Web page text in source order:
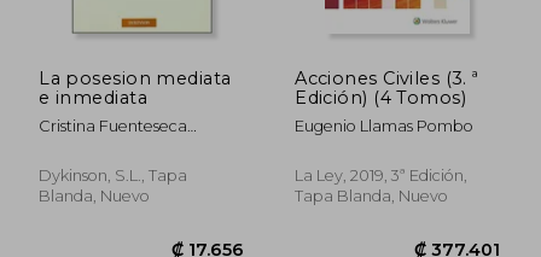
La posesion mediata
e inmediata
Cristina Fuenteseca
Dykinson, S.L., Tapa
Blanda, Nuevo
Acciones Civiles (3. ª
Edición) (4 Tomos)
Eugenio Llamas Pombo
La Ley, 2019, 3ª Edición,
Tapa Blanda, Nuevo